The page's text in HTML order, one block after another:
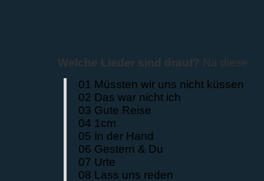
Welche Lieder sind drauf? Na diese:
01 Müssten wir uns nicht küssen
02 Das war nicht ich
03 Gute Reise
04 1cm
05 In der Hand
06 Gestern & Du
07 Urte
08 Lass uns reden